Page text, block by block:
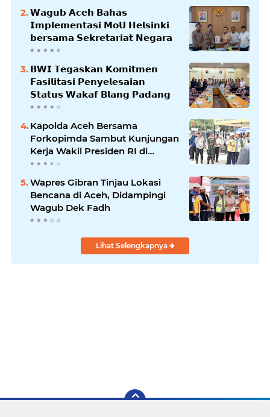
𝗪𝗮𝗴𝘂𝗯 𝗔𝗰𝗲𝗵 𝗕𝗮𝗵𝗮𝘀
𝗜𝗺𝗽𝗹𝗲𝗺𝗲𝗻𝘁𝗮𝘀𝗶 𝗠𝗼𝗨 𝗛𝗲𝗹𝘀𝗶𝗻𝗸𝗶
𝗯𝗲𝗿𝘀𝗮𝗺𝗮 𝗦𝗲𝗸𝗿𝗲𝘁𝗮𝗿𝗶𝗮𝘁 𝗡𝗲𝗴𝗮𝗿𝗮
𝗕𝗪𝗜 𝗧𝗲𝗴𝗮𝘀𝗸𝗮𝗻 𝗞𝗼𝗺𝗶𝘁𝗺𝗲𝗻
𝗙𝗮𝘀𝗶𝗹𝗶𝘁𝗮𝘀𝗶 𝗣𝗲𝗻𝘆𝗲𝗹𝗲𝘀𝗮𝗶𝗮𝗻
𝗦𝘁𝗮𝘁𝘂𝘀 𝗪𝗮𝗸𝗮𝗳 𝗕𝗹𝗮𝗻𝗴 𝗣𝗮𝗱𝗮𝗻𝗴
Kapolda Aceh Bersama
Forkopimda Sambut Kunjungan
Kerja Wakil Presiden RI di
Kabupaten Bireuen
Wapres Gibran Tinjau Lokasi
Bencana di Aceh, Didampingi
Wagub Dek Fadh
Lihat Selengkapnya